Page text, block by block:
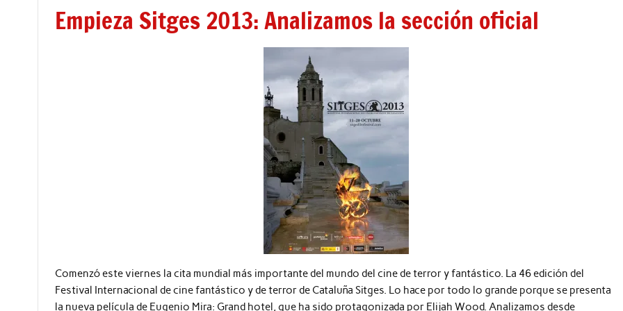
Empieza Sitges 2013: Analizamos la sección oficial
Comenzó este viernes la cita mundial más importante del mundo del cine de terror y fantástico. La 46 edición del
Festival Internacional de cine fantástico y de terror de Cataluña Sitges. Lo hace por todo lo grande porque se presenta
la nueva película de Eugenio Mira: Grand hotel, que ha sido protagonizada por Elijah Wood. Analizamos desde